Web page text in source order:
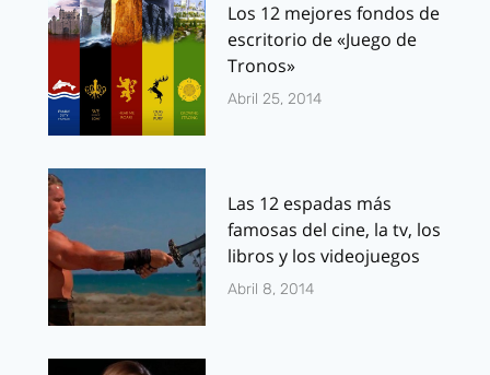
Los 12 mejores fondos de
escritorio de «Juego de
Tronos»
Abril 25, 2014
Las 12 espadas más
famosas del cine, la tv, los
libros y los videojuegos
Abril 8, 2014